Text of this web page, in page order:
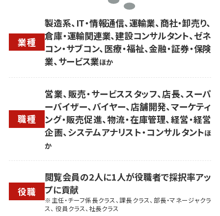
業種
製造系、IT・情報通信、運輸業、商社・卸売り、
倉庫・運輸関連業、建設コンサルタント、ゼネ
コン・サブコン、医療・福祉、金融・証券・保険
業、サービス業ほか
職種
営業、販売・サービススタッフ、店長、スーパ
ーバイザー、バイヤー、店舗開発、マーケティ
ング・販売促進、物流・在庫管理、経営・経営
企画、システムアナリスト・コンサルタントほ
か
役職
閲覧会員の2人に1人が役職者で採択率アッ
プに貢献
※主任・チーフ係長クラス、課長クラス、部長・マネージャクラ
ス、 役員クラス、社長クラス